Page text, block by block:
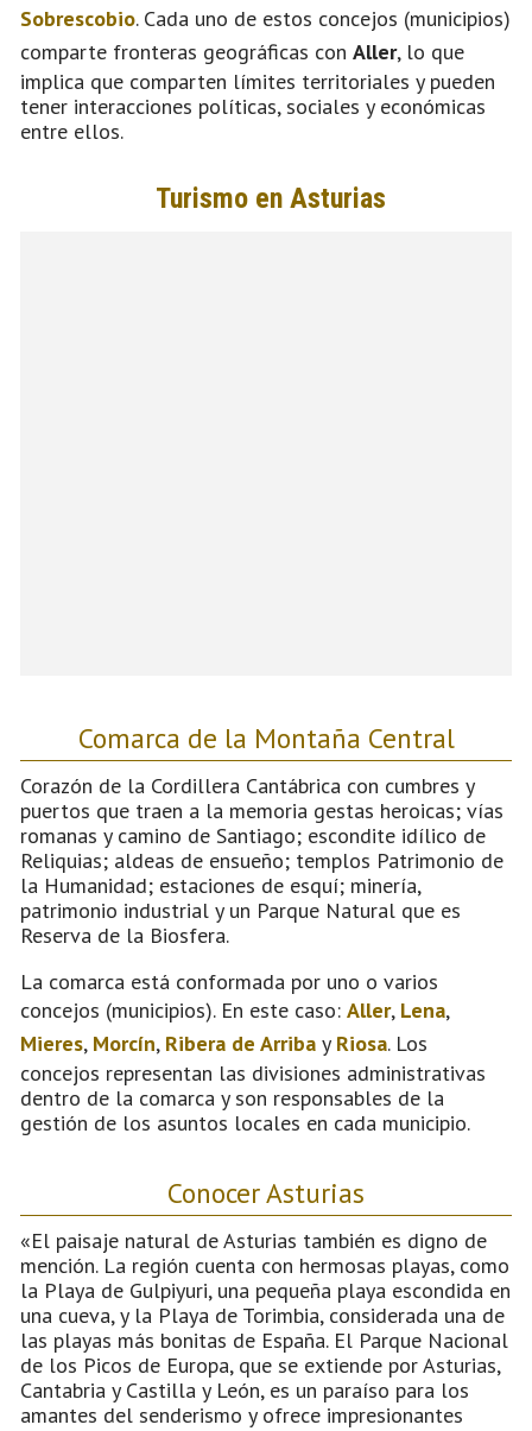
Sobrescobio. Cada uno de estos concejos (municipios)
comparte fronteras geográficas con Aller, lo que
implica que comparten límites territoriales y pueden
tener interacciones políticas, sociales y económicas
entre ellos.
Comarca de la Montaña Central
Corazón de la Cordillera Cantábrica con cumbres y
puertos que traen a la memoria gestas heroicas; vías
romanas y camino de Santiago; escondite idílico de
Reliquias; aldeas de ensueño; templos Patrimonio de
la Humanidad; estaciones de esquí; minería,
patrimonio industrial y un Parque Natural que es
Reserva de la Biosfera.
La comarca está conformada por uno o varios
concejos (municipios). En este caso: Aller, Lena,
Mieres, Morcín, Ribera de Arriba y Riosa. Los
concejos representan las divisiones administrativas
dentro de la comarca y son responsables de la
gestión de los asuntos locales en cada municipio.
Conocer Asturias
«El paisaje natural de Asturias también es digno de
mención. La región cuenta con hermosas playas, como
la Playa de Gulpiyuri, una pequeña playa escondida en
una cueva, y la Playa de Torimbia, considerada una de
las playas más bonitas de España. El Parque Nacional
de los Picos de Europa, que se extiende por Asturias,
Cantabria y Castilla y León, es un paraíso para los
amantes del senderismo y ofrece impresionantes